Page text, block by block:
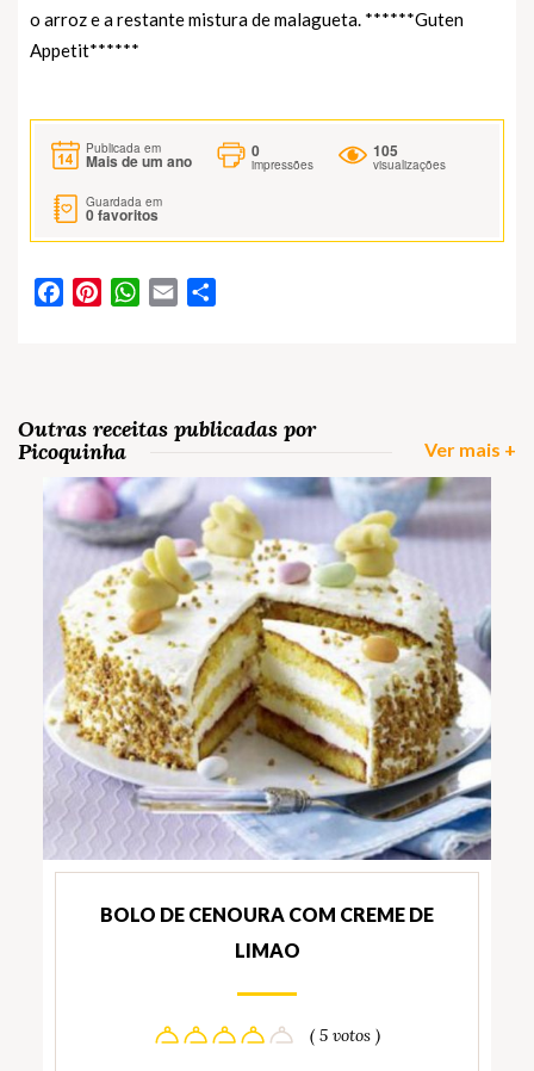
o arroz e a restante mistura de malagueta. ******Guten
Appetit******
Publicada em
Mais de um ano
0
impressões
105
visualizações
Guardada em
0favoritos
FacebookPinterestWhatsApp
Email
Outras receitas publicadas por
Picoquinha
Ver mais +
BOLO DE CENOURA COM CREME DE
LIMAO
( 5 votos )